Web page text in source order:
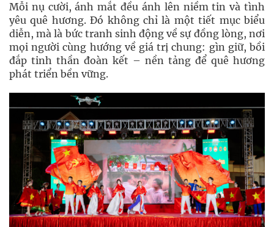
Mỗi nụ cười, ánh mắt đều ánh lên niềm tin và tình
yêu quê hương. Đó không chỉ là một tiết mục biểu
diễn, mà là bức tranh sinh động về sự đồng lòng, nơi
mọi người cùng hướng về giá trị chung: gìn giữ, bồi
đắp tinh thần đoàn kết – nền tảng để quê hương
phát triển bền vững.